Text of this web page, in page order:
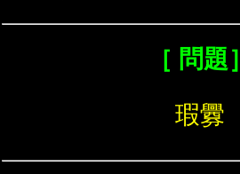
［ 問題］
瑕釁